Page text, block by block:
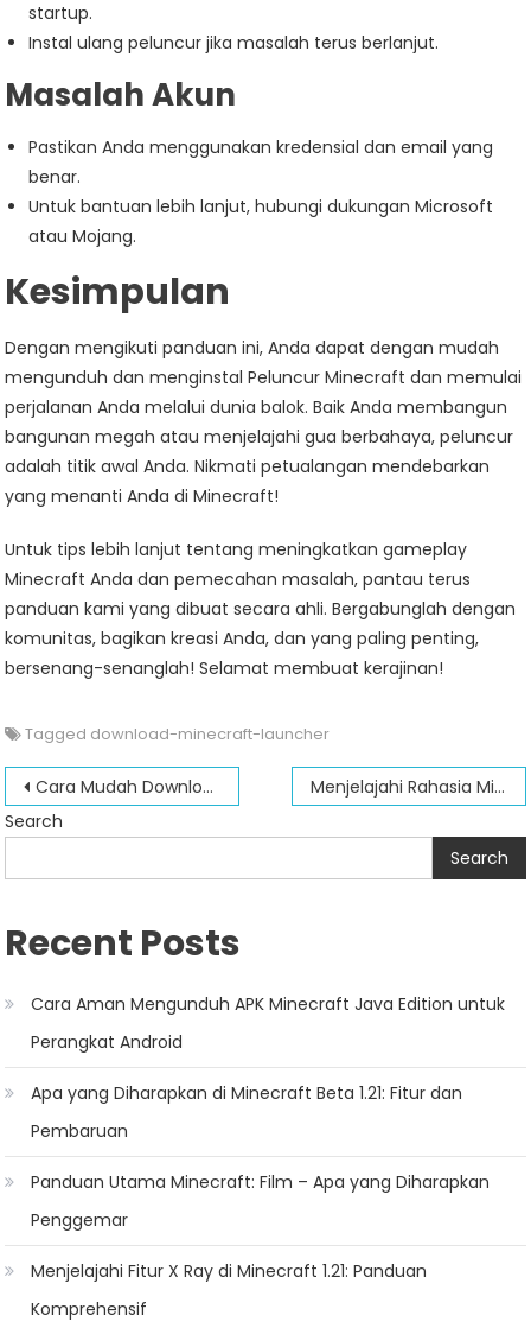
startup.
Instal ulang peluncur jika masalah terus berlanjut.
Masalah Akun
Pastikan Anda menggunakan kredensial dan email yang
benar.
Untuk bantuan lebih lanjut, hubungi dukungan Microsoft
atau Mojang.
Kesimpulan
Dengan mengikuti panduan ini, Anda dapat dengan mudah
mengunduh dan menginstal Peluncur Minecraft dan memulai
perjalanan Anda melalui dunia balok. Baik Anda membangun
bangunan megah atau menjelajahi gua berbahaya, peluncur
adalah titik awal Anda. Nikmati petualangan mendebarkan
yang menanti Anda di Minecraft!
Untuk tips lebih lanjut tentang meningkatkan gameplay
Minecraft Anda dan pemecahan masalah, pantau terus
panduan kami yang dibuat secara ahli. Bergabunglah dengan
komunitas, bagikan kreasi Anda, dan yang paling penting,
bersenang-senanglah! Selamat membuat kerajinan!
Tagged download-minecraft-launcher
Post
navigation
Cara Mudah Download Minecraft Bedrock Edition Gratis di HP
Menjelajahi Rahasia Minecraft Igloos: Panduan Komprehensif
Search
Search
Recent Posts
Cara Aman Mengunduh APK Minecraft Java Edition untuk
Perangkat Android
Apa yang Diharapkan di Minecraft Beta 1.21: Fitur dan
Pembaruan
Panduan Utama Minecraft: Film – Apa yang Diharapkan
Penggemar
Menjelajahi Fitur X Ray di Minecraft 1.21: Panduan
Komprehensif